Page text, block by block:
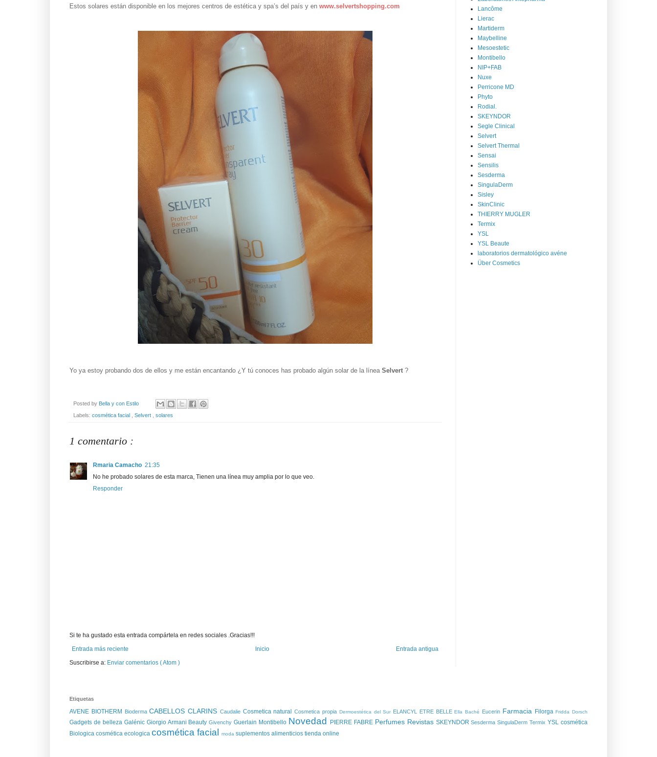
Estos solares están disponible en los mejores centros de estética y spa’s del país y en www.selvertshopping.com
Yo ya estoy probando dos de ellos y me están encantando ¿Y tú conoces has probado algún solar de la línea Selvert ?
Posted by Bella y con Estilo
Labels: cosmética facial Selvert solares
1 comentario :
Rmaria Camacho 21:35
No he probado solares de esta marca, Tienen una línea muy amplia por lo que veo.
Responder
Si te ha gustado esta entrada compártela en redes sociales .Gracias!!!
Entrada más reciente
Entrada antigua
Inicio
Suscribirse a: Enviar comentarios ( Atom )
Lancôme
Lierac
Martiderm
Maybelline
Mesoestetic
Montibello
NIP+FAB
Nuxe
Perricone MD
Phyto
Rodial.
SKEYNDOR
Segle Clinical
Selvert
Selvert Thermal
Sensai
Sensilis
Sesderma
SingulaDerm
Sisley
SkinClinic
THIERRY MUGLER
Termix
YSL
YSL Beaute
laboratorios dermatológico avéne
Über Cosmetics
Etiquetas
AVENE BIOTHERM BiodermaCABELLOSCLARINS Caudalie Cosmetica naturalCosmetica propia Dermoestética del Sur ELANCYL ETRE BELLEElla Baché Eucerin Farmacia FilorgaFridda Dorsch
Gadgets de belleza Galénic Giorgio Armani BeautyGivenchyGuerlain Montibello Novedad PIERRE FABRE Perfumes Revistas SKEYNDORSesdermaSingulaDermTermixYSLcosmética
Biologica cosmética ecologica cosmética facial moda suplementos alimenticios tienda online